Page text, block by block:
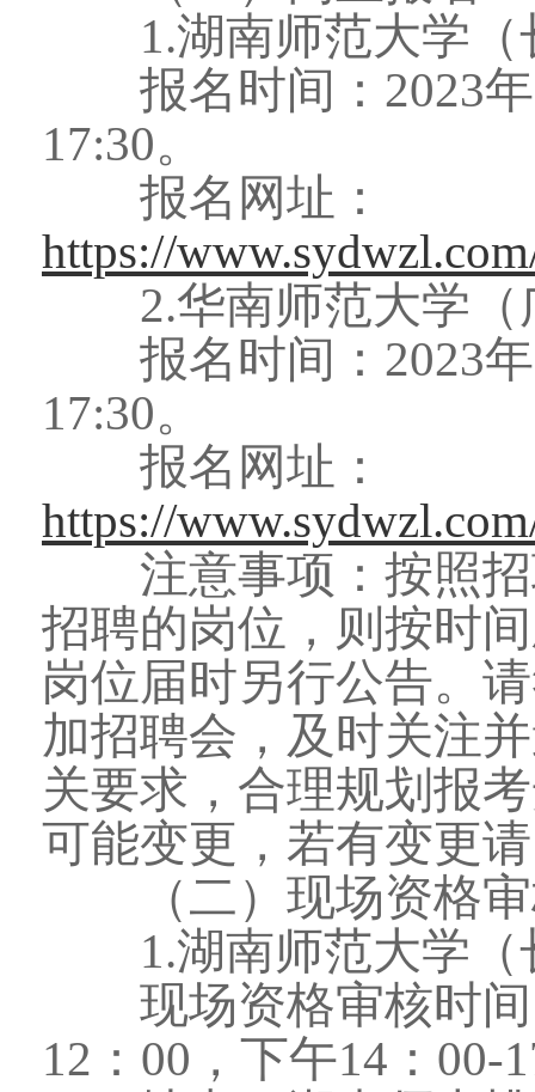
1.湖南师范大学（
报名时间：2023年
17:30。
报名网址：
https://
2.华南师范大学（
报名时间：2023年5
17:30。
报名网址：
https://
注意事项：按照招
招聘的岗位，则按时
岗位届时另行公告。
加招聘会，及时关注
关要求，合理规划报
可能变更，若有变更
（二）现场资格审
1.湖南师范大学（
现场资格审核时间
12：00，下午14：00-